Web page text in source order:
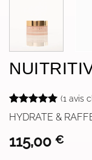
Noté5sur
5 basé sur
1
client
(1 avis
HYDRATE &
115,00 €